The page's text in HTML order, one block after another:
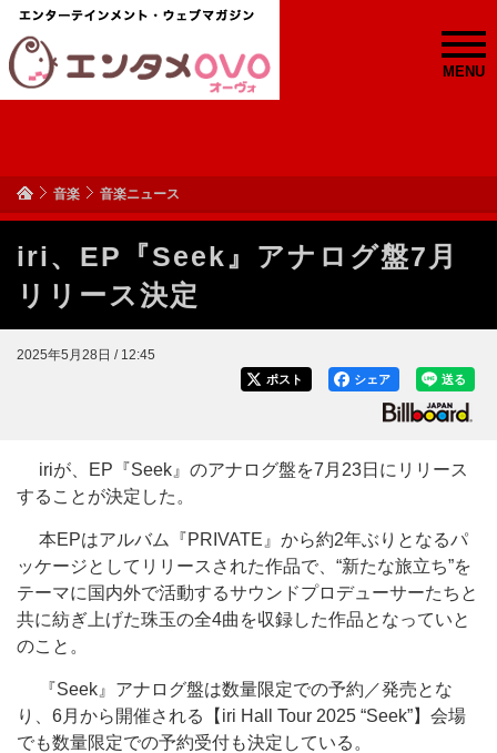
MENU
音楽 音楽ニュース
iri、EP『Seek』アナログ盤7月
リリース決定
2025年5月28日 / 12:45
送る
シェア
ポスト
iriが、EP『Seek』のアナログ盤を7月23日にリリース
することが決定した。
本EPはアルバム『PRIVATE』から約2年ぶりとなるパ
ッケージとしてリリースされた作品で、“新たな旅立ち”を
テーマに国内外で活動するサウンドプロデューサーたちと
共に紡ぎ上げた珠玉の全4曲を収録した作品となっていと
のこと。
『Seek』アナログ盤は数量限定での予約／発売とな
り、6月から開催される【iri Hall Tour 2025 “Seek”】会場
でも数量限定での予約受付も決定している。